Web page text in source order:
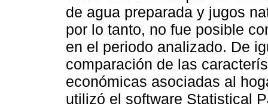
de agua preparada y jugos
por lo tanto, no fue posible
en el periodo analizado. De
comparación de las
económicas asociadas al
utilizó el software Statistical